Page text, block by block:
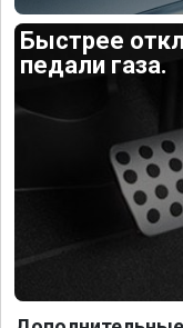
Быстрее
педали газа.